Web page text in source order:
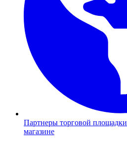
Партнеры торговой площадки
магазине